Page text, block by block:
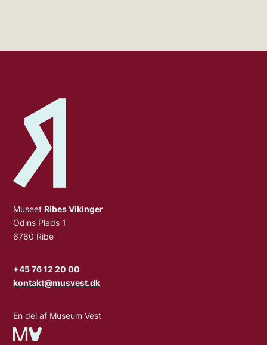
MuseetRibes Vikinger
Odins Plads 1
6760 Ribe
+45 76 12 20 00
kontakt@musvest.dk
En del af Museum Vest